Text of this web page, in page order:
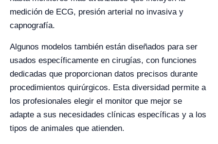
medición de ECG, presión arterial no invasiva y
capnografía.
Algunos modelos también están diseñados para ser
usados específicamente en cirugías, con funciones
dedicadas que proporcionan datos precisos durante
procedimientos quirúrgicos. Esta diversidad permite a
los profesionales elegir el monitor que mejor se
adapte a sus necesidades clínicas específicas y a los
tipos de animales que atienden.